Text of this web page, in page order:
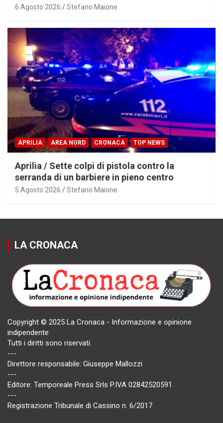
6 Agosto 2026 Stefano Maione
APRILIA AREA NORD CRONACA TOP NEWS
Aprilia / Sette colpi di pistola contro la
serranda di un barbiere in pieno centro
5 Agosto 2026 Stefano Maione
LA CRONACA
Copyright © 2025 La Cronaca - Informazione e opinione
indipendente
Tutti i diritti sono riservati.
---
Direttore responsabile: Giuseppe Mallozzi
---
Editore: Temporeale Press Srls P.IVA 02842520591
---
Registrazione Tribunale di Cassino n. 6/2017